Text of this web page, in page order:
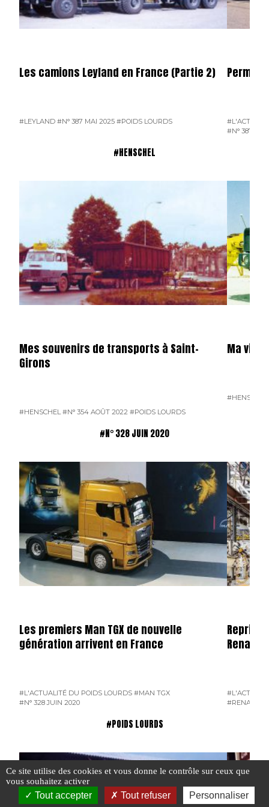
Les camions Leyland en France (Partie 2)
#LEYLAND #N° 387 MAI 2025 #POIDS LOURDS
Permier
#N° 387 MAI
#HENSCHEL
Mes souvenirs de transports à Saint-
Girons
#HENSCHEL #N° 354 AOÛT 2022 #POIDS LOURDS
Ma vie
#HENSCHEL
#N° 328 JUIN 2020
Les premiers Man TGX de nouvelle
génération arrivent en France
#L'ACTUALITÉ DU POIDS LOURDS #MAN TGX
#N° 328 JUIN 2020
Reprise
Renault
#RENAULT
#POIDS LOURDS
Ce site utilise des cookies et vous donne le contrôle sur ceux que
vous souhaitez activer
Tout accepter Tout refuser Personnaliser